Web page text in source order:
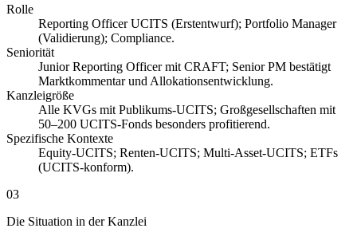
Rolle
Reporting Officer UCITS (Erstentwurf); Portfolio Manager
(Validierung); Compliance.
Seniorität
Junior Reporting Officer mit CRAFT; Senior PM bestätigt
Marktkommentar und Allokationsentwicklung.
Kanzleigröße
Alle KVGs mit Publikums-UCITS; Großgesellschaften mit
50–200 UCITS-Fonds besonders profitierend.
Spezifische Kontexte
Equity-UCITS; Renten-UCITS; Multi-Asset-UCITS; ETFs
(UCITS-konform).
03
Die Situation in der Kanzlei